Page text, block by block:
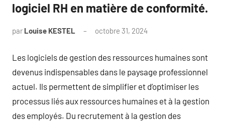
logiciel RH en matière de conformité.
par Louise KESTEL octobre 31, 2024
Les logiciels de gestion des ressources humaines sont
devenus indispensables dans le paysage professionnel
actuel. Ils permettent de simplifier et d’optimiser les
processus liés aux ressources humaines et à la gestion
des employés. Du recrutement à la gestion des